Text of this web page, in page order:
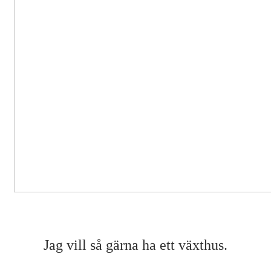
Jag vill så gärna ha ett växthus.